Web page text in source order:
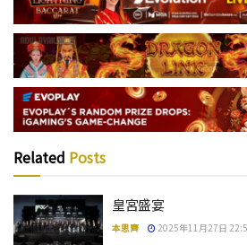
Related Posts
皇宮盛宴
本思齊 2025年11月27日